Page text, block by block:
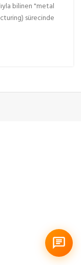
bilinen "metal
sürecinde